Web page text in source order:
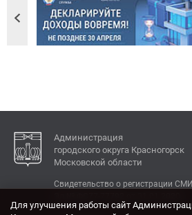
Администрация
городского округа Красногорск
Московской области
Свидетельство о регистрации СМИ
Для улучшения работы сайт